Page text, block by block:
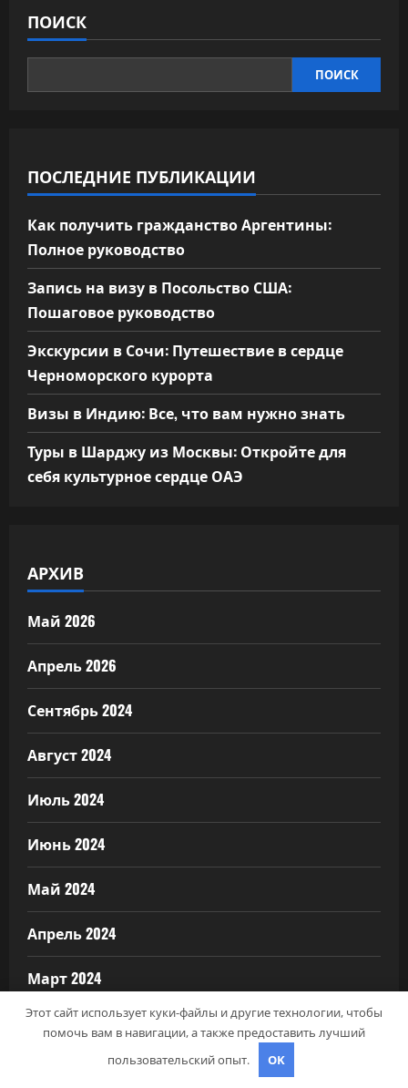
ПОИСК
ПОИСК
ПОСЛЕДНИЕ ПУБЛИКАЦИИ
Как получить гражданство Аргентины:
Полное руководство
Запись на визу в Посольство США:
Пошаговое руководство
Экскурсии в Сочи: Путешествие в сердце
Черноморского курорта
Визы в Индию: Все, что вам нужно знать
Туры в Шарджу из Москвы: Откройте для
себя культурное сердце ОАЭ
АРХИВ
Май 2026
Апрель 2026
Сентябрь 2024
Август 2024
Июль 2024
Июнь 2024
Май 2024
Апрель 2024
Март 2024
Февраль 2024
Январь 2024
Этот сайт использует куки-файлы и другие технологии, чтобы
помочь вам в навигации, а также предоставить лучший
пользовательский опыт.
OK